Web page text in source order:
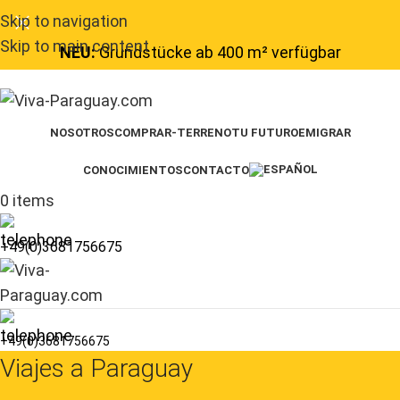
Skip to navigation
Skip to main content
NEU:Grundstücke ab 400 m² verfügbar
NOSOTROSCOMPRAR-TERRENOTU FUTUROEMIGRAR
CONOCIMIENTOSCONTACTO
0 items
+49(0)3681756675
+49(0)3681756675
Viajes a Paraguay